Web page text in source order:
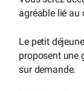
agréable lié au
Le petit
proposent une
sur demande.